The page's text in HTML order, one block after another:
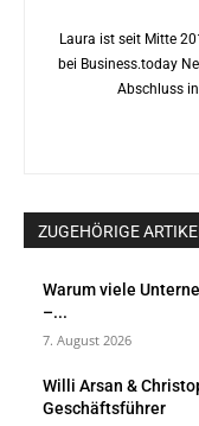
Laura ist seit Mitte
bei Business.today
Abschluss
ZUGEHÖRIGE
Warum viele
–...
7. August 2026
Willi Arsan &
Geschäftsführer